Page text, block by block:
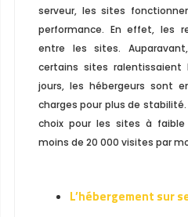
serveur, les sites
performance. En effet, les
entre les sites.
certains sites
jours, les hébergeurs sont
charges pour plus de
choix pour les sites à
moins de 20 000 visites par
L’hébergement sur